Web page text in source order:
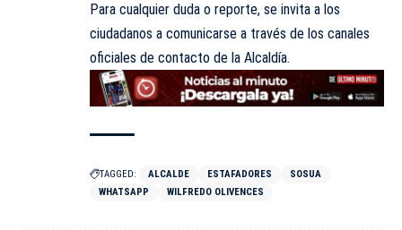
Para cualquier duda o reporte, se invita a los
ciudadanos a comunicarse a través de los canales
oficiales de contacto de la Alcaldía.
TAGGED: ALCALDE ESTAFADORES
SOSUA
WHATSAPP
WILFREDO OLIVENCES